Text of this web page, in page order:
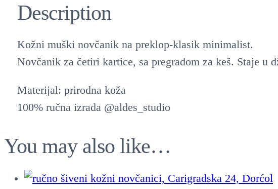
Description
Kožni muški novčanik na preklop-klasik minimalist.
Novčanik za četiri kartice, sa pregradom za keš. Staje u
Materijal: prirodna koža
100% ručna izrada @aldes_studio
You may also like…